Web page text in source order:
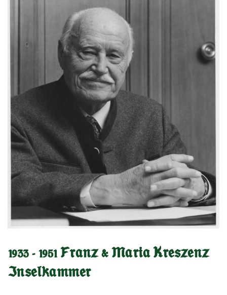
1933 - 1951 Franz & Maria Kreszenz
Inselkammer